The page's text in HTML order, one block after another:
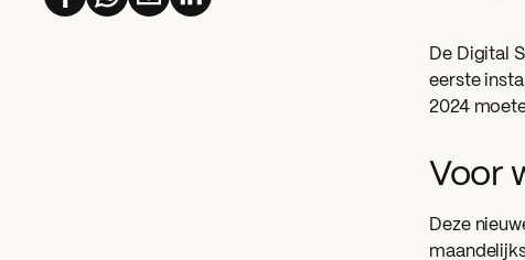
De Digital
eerste
2024
Voor
Deze